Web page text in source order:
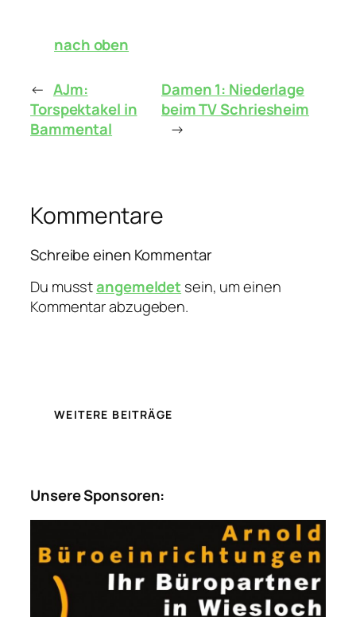
nach oben
← AJm:
Torspektakel in
Bammental
Damen 1: Niederlage
beim TV Schriesheim
→
Kommentare
Schreibe einen Kommentar
Du musstangemeldet sein, um einen
Kommentar abzugeben.
WEITERE BEITRÄGE
Unsere Sponsoren: